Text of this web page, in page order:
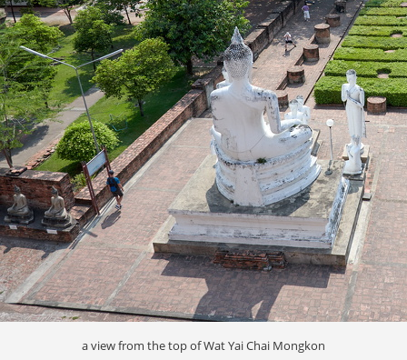
a view from the top of Wat Yai Chai Mongkon